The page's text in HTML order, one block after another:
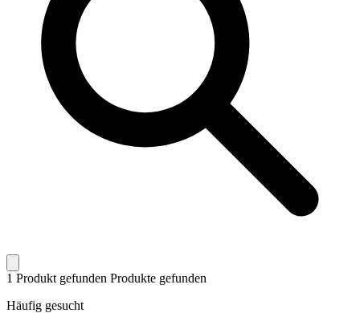
1 Produkt gefunden Produkte gefunden
Häufig gesucht